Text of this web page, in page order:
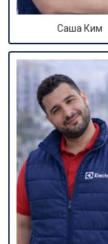
Саша Ким